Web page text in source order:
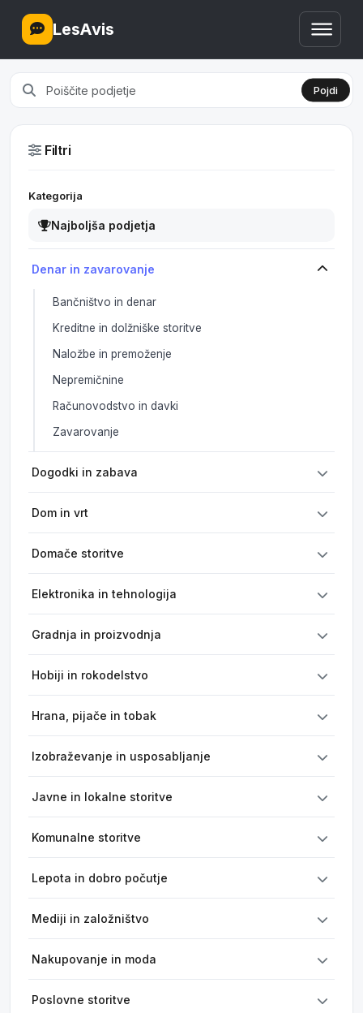
LesAvis
Pojdi
Filtri
Kategorija
Najboljša podjetja
Denar in zavarovanje
Bančništvo in denar
Kreditne in dolžniške storitve
Naložbe in premoženje
Nepremičnine
Računovodstvo in davki
Zavarovanje
Dogodki in zabava
Dom in vrt
Domače storitve
Elektronika in tehnologija
Gradnja in proizvodnja
Hobiji in rokodelstvo
Hrana, pijače in tobak
Izobraževanje in usposabljanje
Javne in lokalne storitve
Komunalne storitve
Lepota in dobro počutje
Mediji in založništvo
Nakupovanje in moda
Poslovne storitve